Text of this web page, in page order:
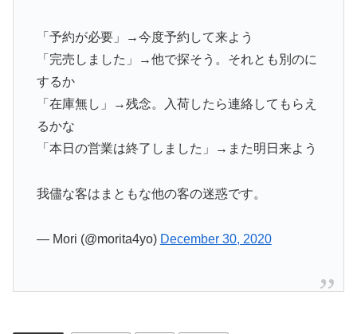
「予約が必要」→今度予約して来よう
「完売しました」→他で探そう。それとも別のに
するか
「在庫無し」→残念。入荷したら連絡してもらえ
るかな
「本日の営業は終了しました」→また明日来よう
我儘な客はまともな他の客の迷惑です。
— Mori (@morita4yo) December 30, 2020